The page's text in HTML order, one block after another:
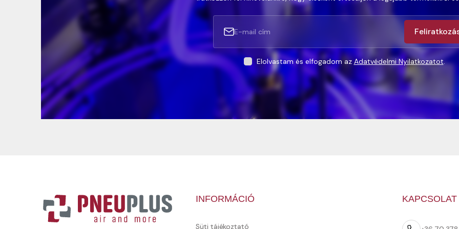
Elolvastam és elfogadom azAdatvédelmi Nyilatkozatot.
INFORMÁCIÓ
Süti tájékoztató
KAPCSOLAT